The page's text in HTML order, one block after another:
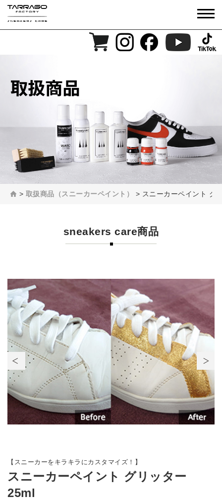
> 取扱商品（スニーカーペイント） > スニーカーペイント グ
sneakers care商品
【スニーカーをキラキラにカスタマイズ！】
スニーカーペイント グリッター
25ml